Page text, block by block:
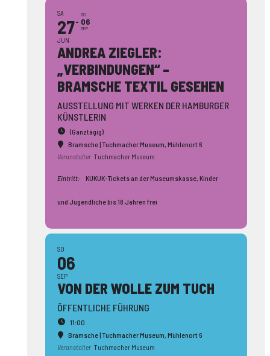
SA
27
JUN
SO
06
SEP
ANDREA ZIEGLER:
„VERBINDUNGEN“ –
BRAMSCHE TEXTIL GESEHEN
AUSSTELLUNG MIT WERKEN DER HAMBURGER
KÜNSTLERIN
(Ganztägig)
Bramsche | Tuchmacher Museum, Mühlenort 6
Veranstalter Tuchmacher Museum
Eintritt: KUKUK-Tickets an der Museumskasse, Kinder
und Jugendliche bis 18 Jahren frei
SO
06
SEP
VON DER WOLLE ZUM TUCH
ÖFFENTLICHE FÜHRUNG
11:00
Bramsche | Tuchmacher Museum, Mühlenort 6
Veranstalter Tuchmacher Museum